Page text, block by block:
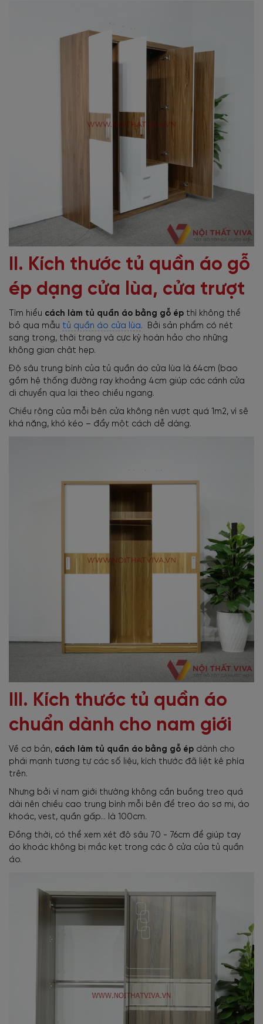
II. Kích thước tủ quần áo gỗ
ép dạng cửa lùa, cửa trượt
Tìm hiểu cách làm tủ quần áo bằng gỗ ép thì không thể
bỏ qua mẫu tủ quần áo cửa lùa. Bởi sản phẩm có nét
sang trọng, thời trang và cực kỳ hoàn hảo cho những
không gian chật hẹp.
Độ sâu trung bình của tủ quần áo cửa lùa là 64cm (bao
gồm hệ thống đường ray khoảng 4cm giúp các cánh cửa
di chuyển qua lại theo chiều ngang.
Chiều rộng của mỗi bên cửa không nên vượt quá 1m2, vì sẽ
khá nặng, khó kéo – đẩy một cách dễ dàng.
III. Kích thước tủ quần áo
chuẩn dành cho nam giới
Về cơ bản, cách làm tủ quần áo bằng gỗ ép dành cho
phái mạnh tương tự các số liệu, kích thước đã liệt kê phía
trên.
Nhưng bởi vì nam giới thường không cần buồng treo quá
dài nên chiều cao trung bình mỗi bên để treo áo sơ mi, áo
khoác, vest, quần gấp… là 100cm.
Đồng thời, có thể xem xét độ sâu 70 - 76cm để giúp tay
áo khoác không bị mắc kẹt trong các ô cửa của tủ quần
áo.